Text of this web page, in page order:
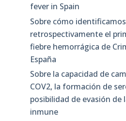
fever in Spain
Sobre cómo identificamos
retrospectivamente el
fiebre hemorrágica de
España
Sobre la capacidad de
COV2, la formación de
posibilidad de evasión de
inmune